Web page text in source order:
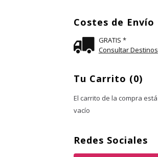
Costes de Envío
GRATIS *
Consultar Destinos
Tu Carrito (0)
El carrito de la compra está
vacío
Redes Sociales